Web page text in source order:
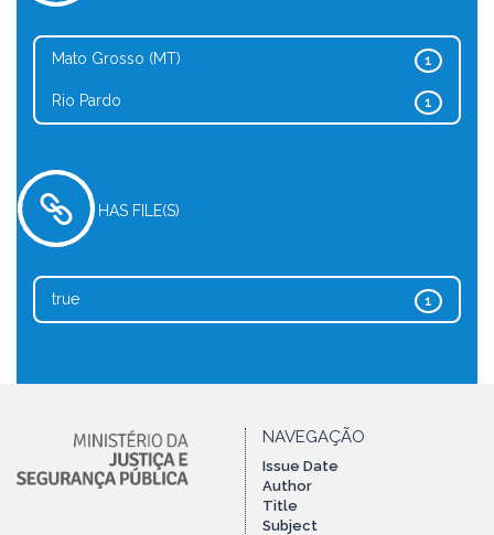
1
Mato Grosso (MT)
1
Rio Pardo
HAS FILE(S)
1
true
NAVEGAÇÃO
Issue Date
Author
Title
Subject